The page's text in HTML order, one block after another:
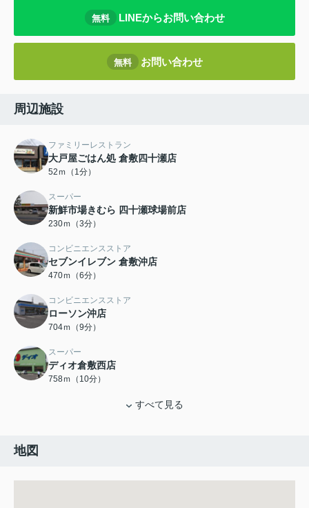
無料 LINEからお問い合わせ
無料 お問い合わせ
周辺施設
ファミリーレストラン
大戸屋ごはん処 倉敷四十瀬店
52ｍ（1分）
スーパー
新鮮市場きむら 四十瀬球場前店
230ｍ（3分）
コンビニエンスストア
セブンイレブン 倉敷沖店
470ｍ（6分）
コンビニエンスストア
ローソン沖店
704ｍ（9分）
スーパー
ディオ倉敷西店
758ｍ（10分）
すべて見る
地図